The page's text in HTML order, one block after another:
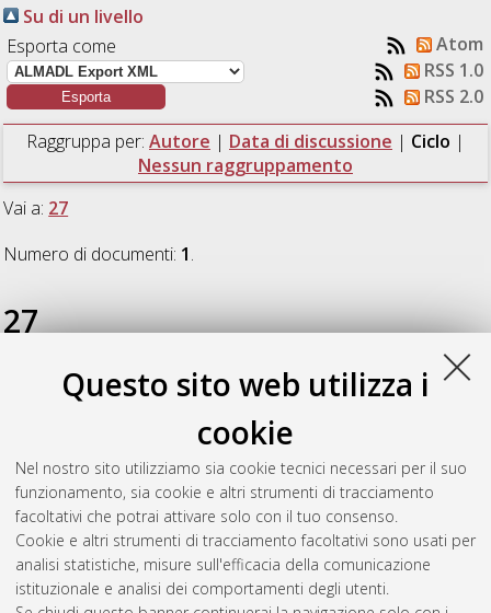
Questo sito web utilizza i
cookie
Nel nostro sito utilizziamo sia cookie tecnici necessari per il suo
funzionamento, sia cookie e altri strumenti di tracciamento
facoltativi che potrai attivare solo con il tuo consenso.
Cookie e altri strumenti di tracciamento facoltativi sono usati per
analisi statistiche, misure sull'efficacia della comunicazione
istituzionale e analisi dei comportamenti degli utenti.
Su di un livello
Esporta come
Atom
RSS 1.0
RSS 2.0
Raggruppa per: Autore | Data di discussione | Ciclo |
Nessun raggruppamento
Vai a: 27
Numero di documenti: 1.
27
Bossi, Giulia(2015)Statistical analysis of the error associated
with the simplification of the stratigraphy in geotechnical
, [Dissertation thesis], Alma Mater Studiorum
Università di Bologna. Dottorato di ricerca in
ambientale e dei materiali , 27 Ciclo. DOI
10.6092/unibo/amsdottorato/6958.
Questa lista e' stata generata ilSat Aug 8 20:48:43 2026